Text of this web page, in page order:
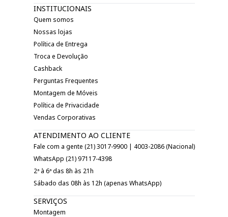
INSTITUCIONAIS
Quem somos
Nossas lojas
Política de Entrega
Troca e Devolução
Cashback
Perguntas Frequentes
Montagem de Móveis
Política de Privacidade
Vendas Corporativas
ATENDIMENTO AO CLIENTE
Fale com a gente (21) 3017-9900 | 4003-2086 (Nacional)
WhatsApp (21) 97117-4398
2ª à 6ª das 8h às 21h
Sábado das 08h às 12h (apenas WhatsApp)
SERVIÇOS
Montagem